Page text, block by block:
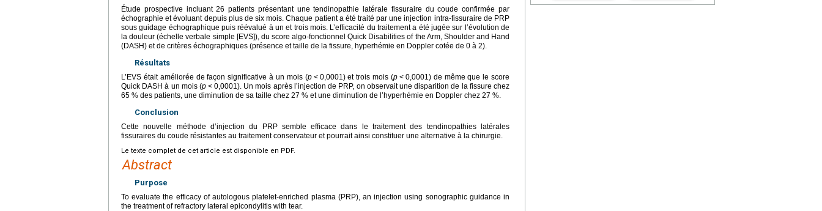
Étude prospective incluant 26 patients présentant une tendinopathie latérale fissuraire du coude confirmée par
échographie et évoluant depuis plus de six mois. Chaque patient a été traité par une injection intra-fissuraire de PRP
sous guidage échographique puis réévalué à un et trois mois. L’efficacité du traitement a été jugée sur l’évolution de
la douleur (échelle verbale simple [EVS]), du score algo-fonctionnel Quick Disabilities of the Arm, Shoulder and Hand
(DASH) et de critères échographiques (présence et taille de la fissure, hyperhémie en Doppler cotée de 0 à 2).
Résultats
L’EVS était améliorée de façon significative à un mois (p < 0,0001) et trois mois (p < 0,0001) de même que le score
Quick DASH à un mois (p < 0,0001). Un mois après l’injection de PRP, on observait une disparition de la fissure chez
65 % des patients, une diminution de sa taille chez 27 % et une diminution de l’hyperhémie en Doppler chez 27 %.
Conclusion
Cette nouvelle méthode d’injection du PRP semble efficace dans le traitement des tendinopathies latérales
fissuraires du coude résistantes au traitement conservateur et pourrait ainsi constituer une alternative à la chirurgie.
Le texte complet de cet article est disponible en PDF.
Abstract
Purpose
To evaluate the efficacy of autologous platelet-enriched plasma (PRP), an injection using sonographic guidance in
the treatment of refractory lateral epicondylitis with tear.